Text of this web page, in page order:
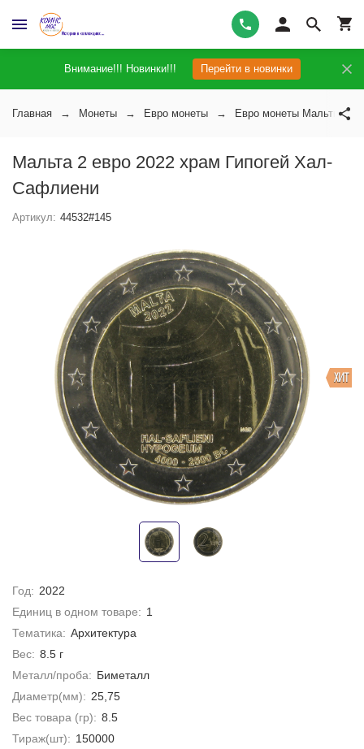
Внимание!!! Новинки!!! Перейти в новинки
Главная Монеты Евро монеты Евро монеты Мальты
Мальта 2 евро 2022 храм Гипогей Хал-
Сафлиени
Артикул: 44532#145
ХИТ
Год: 2022
Единиц в одном товаре: 1
Тематика: Архитектура
Вес: 8.5 г
Металл/проба: Биметалл
Диаметр(мм): 25,75
Вес товара (гр): 8.5
Тираж(шт): 150000